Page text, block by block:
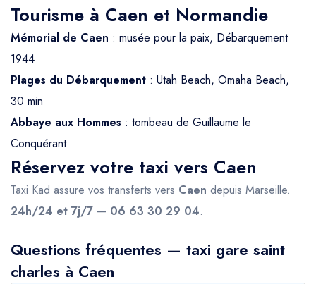
Tourisme à Caen et Normandie
Mémorial de Caen : musée pour la paix, Débarquement
1944
Plages du Débarquement : Utah Beach, Omaha Beach,
30 min
Abbaye aux Hommes : tombeau de Guillaume le
Conquérant
Réservez votre taxi vers Caen
Taxi Kad assure vos transferts vers Caen depuis Marseille.
24h/24 et 7j/7 — 06 63 30 29 04.
Questions fréquentes — taxi gare saint
charles à Caen